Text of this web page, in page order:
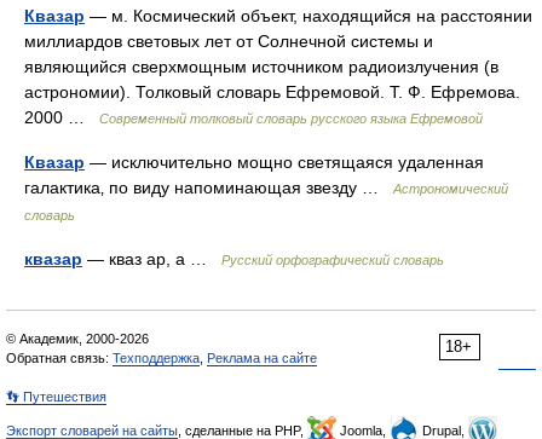
Квазар — м. Космический объект, находящийся на расстоянии
миллиардов световых лет от Солнечной системы и
являющийся сверхмощным источником радиоизлучения (в
астрономии). Толковый словарь Ефремовой. Т. Ф. Ефремова.
2000 …
Современный толковый словарь русского языка Ефремовой
Квазар — исключительно мощно светящаяся удаленная
галактика‚ по виду напоминающая звезду …
Астрономический
словарь
квазар — кваз ар, а … Русский орфографический словарь
18+
© Академик, 2000-2026
Обратная связь: Техподдержка Реклама на сайте
👣 Путешествия
Экспорт словарей на сайты , сделанные на PHP, Joomla,
Drupal,